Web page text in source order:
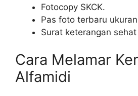
Fotocopy SKCK.
Pas foto terbaru
Surat keterangan
Cara Melamar
Alfamidi